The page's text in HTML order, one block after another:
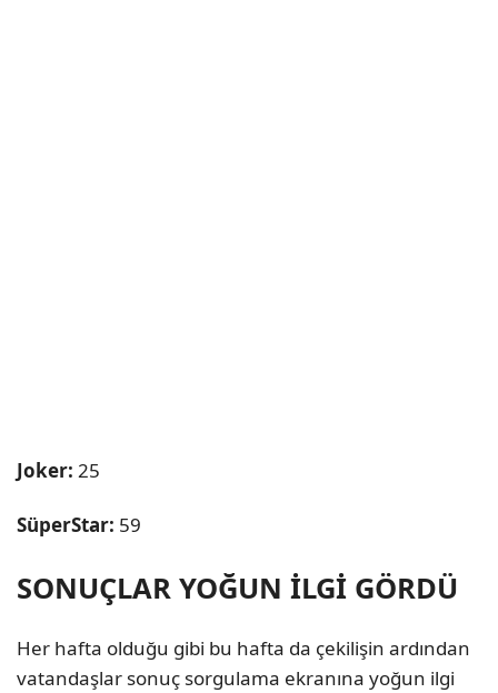
Joker: 25
SüperStar: 59
SONUÇLAR YOĞUN İLGİ GÖRDÜ
Her hafta olduğu gibi bu hafta da çekilişin ardından
vatandaşlar sonuç sorgulama ekranına yoğun ilgi